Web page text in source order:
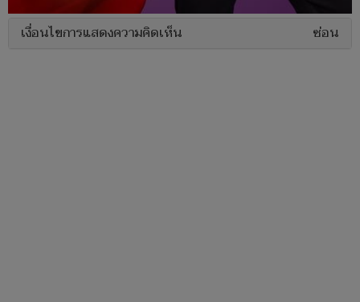
เงื่อนไขการแสดงความคิดเห็น ซ่อน